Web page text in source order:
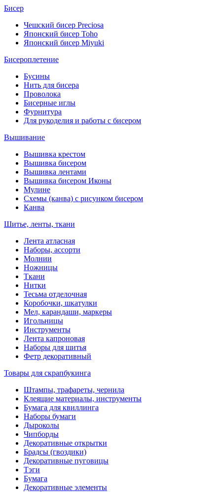
Бисер
Чешский бисер Preciosa
Японский бисер Toho
Японский бисер Miyuki
Бисероплетение
Бусины
Нить для бисера
Проволока
Бисерные иглы
Фурнитура
Для рукоделия и работы с бисером
Вышивание
Вышивка крестом
Вышивка бисером
Вышивка лентами
Вышивка бисером Иконы
Мулине
Схемы (канва) с рисунком бисером
Канва
Шитье, ленты, ткани
Лента атласная
Наборы, ассорти
Молнии
Ножницы
Ткани
Нитки
Тесьма отделочная
Коробочки, шкатулки
Мел, карандаши, маркеры
Игольницы
Инструменты
Лента капроновая
Наборы для шитья
Фетр декоративный
Товары для скрапбукинга
Штампы, трафареты, чернила
Клеящие материалы, инструменты
Бумага для квиллинга
Наборы бумаги
Дыроколы
Чипборды
Декоративные открытки
Брадсы (гвоздики)
Декоративные пуговицы
Тэги
Бумага
Декоративные элементы